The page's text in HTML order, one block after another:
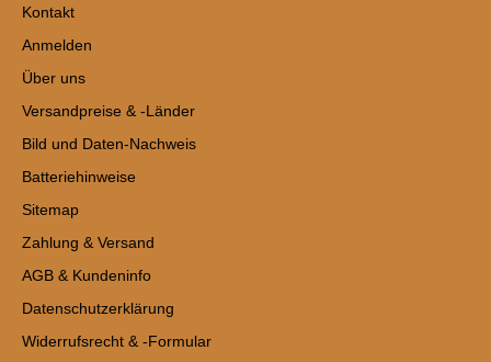
Kontakt
Anmelden
Über uns
Versandpreise & -Länder
Bild und Daten-Nachweis
Batteriehinweise
Sitemap
Zahlung & Versand
AGB & Kundeninfo
Datenschutzerklärung
Widerrufsrecht & -Formular